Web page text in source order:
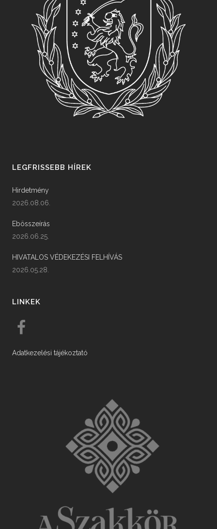
LEGFRISSEBB HÍREK
Hirdetmény
2026.08.06.
Ebösszeírás
2026.06.25.
HIVATALOS VÉDEKEZÉSI FELHÍVÁS
2026.05.28.
LINKEK
Adatkezelési tájékoztató